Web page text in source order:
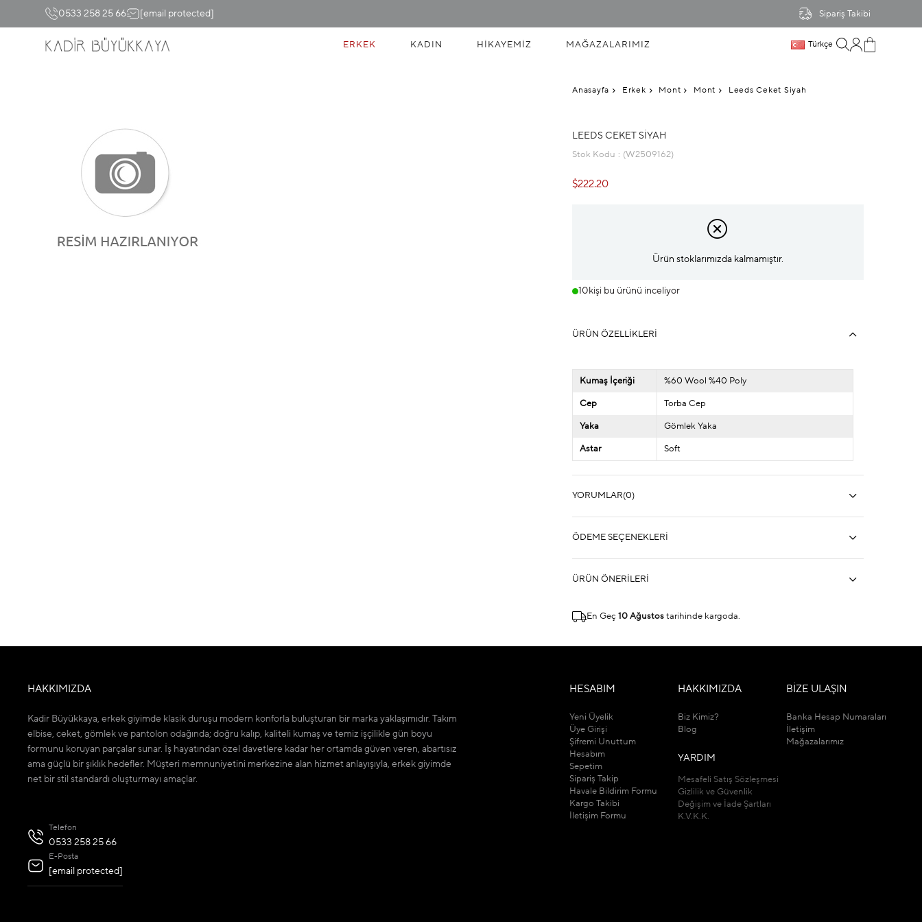
0533 258 25 66 [email protected] Sipariş Takibi
ERKEK KADIN HIKAYEMIZ MAĞAZALARIMIZ Türkçe
Anasayfa Erkek Mont Mont Leeds Ceket Siyah
LEEDS CEKET SIYAH
Stok Kodu (W2509162)
$222.20
Ürün stoklarımızda kalmamıştır.
10 kişi bu ürünü inceliyor
ÜRÜN ÖZELLIKLERI
Kumaş İçeriği %60 Wool %40 Poly
Cep Torba Cep
Yaka Gömlek Yaka
Astar Soft
YORUMLAR(0)
ÖDEME SEÇENEKLERI
ÜRÜN ÖNERILERI
En Geç10 Ağustos tarihinde kargoda.
HAKKIMIZDA
Kadir Büyükkaya, erkek giyimde klasik duruşu modern konforla buluşturan bir marka yaklaşımıdır. Takım
elbise, ceket, gömlek ve pantolon odağında; doğru kalıp, kaliteli kumaş ve temiz işçilikle gün boyu
formunu koruyan parçalar sunar. İş hayatından özel davetlere kadar her ortamda güven veren, abartısız
ama güçlü bir şıklık hedefler. Müşteri memnuniyetini merkezine alan hizmet anlayışıyla, erkek giyimde
net bir stil standardı oluşturmayı amaçlar.
Telefon
0533 258 25 66
E-Posta
[email protected]
HESABIM
Yeni Üyelik
Üye Girişi
Şifremi Unuttum
Hesabım
Sepetim
Sipariş Takip
Havale Bildirim Formu
Kargo Takibi
İletişim Formu
HAKKIMIZDA
Biz Kimiz?
Blog
YARDIM
Mesafeli Satış Sözleşmesi
Gizlilik ve Güvenlik
Değişim ve İade Şartları
K.V.K.K.
BİZE ULAŞIN
Banka Hesap Numaraları
İletişim
Mağazalarımız